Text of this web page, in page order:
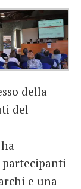
della
del
e una